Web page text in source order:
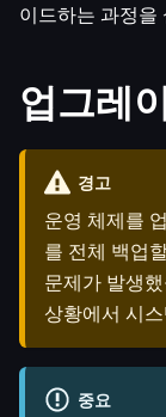
이드하는 과정을
업그레
경고
운영 체제를
를 전체 백업
문제가 발생
상황에서 시
중요